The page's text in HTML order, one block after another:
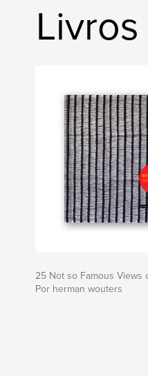
25 Not so Famous Views
Por herman wouters